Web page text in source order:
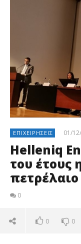
ΕΠΙΧΕΙΡΉΣΕΙΣ 01/
Helleniq
του έτους
πετρέλαιο
0
0 0